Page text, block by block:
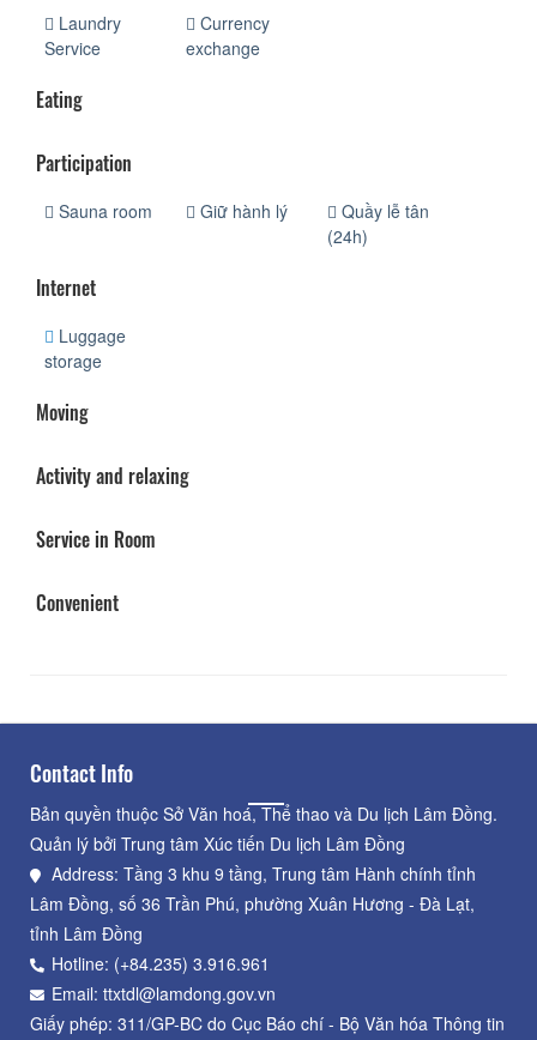
Laundry
Service
Currency
exchange
Eating
Participation
Sauna room Giữ hành lý
Quầy lễ tân
(24h)
Internet
Luggage
storage
Moving
Activity and relaxing
Service in Room
Convenient
Contact Info
Bản quyền thuộc Sở Văn hoá, Thể thao và Du lịch Lâm Đồng.
Quản lý bởi Trung tâm Xúc tiến Du lịch Lâm Đồng
Address: Tầng 3 khu 9 tầng, Trung tâm Hành chính tỉnh
Lâm Đồng, số 36 Trần Phú, phường Xuân Hương - Đà Lạt,
tỉnh Lâm Đồng
Hotline: (+84.235) 3.916.961
Email: ttxtdl@lamdong.gov.vn
Giấy phép: 311/GP-BC do Cục Báo chí - Bộ Văn hóa Thông tin